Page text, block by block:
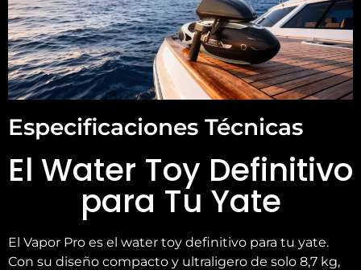
Especificaciones Técnicas
El Water Toy Definitivo
para Tu Yate
El Vapor Pro es el water toy definitivo para tu yate.
Con su diseño compacto y ultraligero de solo 8,7 kg,